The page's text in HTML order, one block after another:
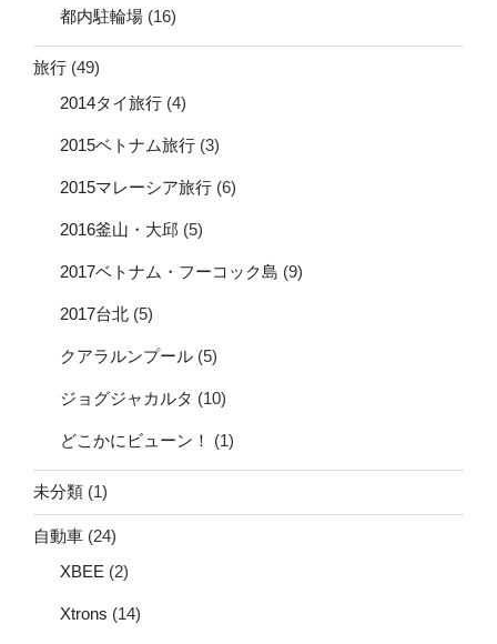
都内駐輪場 (16)
旅行 (49)
2014タイ旅行 (4)
2015ベトナム旅行 (3)
2015マレーシア旅行 (6)
2016釜山・大邱 (5)
2017ベトナム・フーコック島 (9)
2017台北 (5)
クアラルンプール (5)
ジョグジャカルタ (10)
どこかにビューン！ (1)
未分類 (1)
自動車 (24)
XBEE (2)
Xtrons (14)